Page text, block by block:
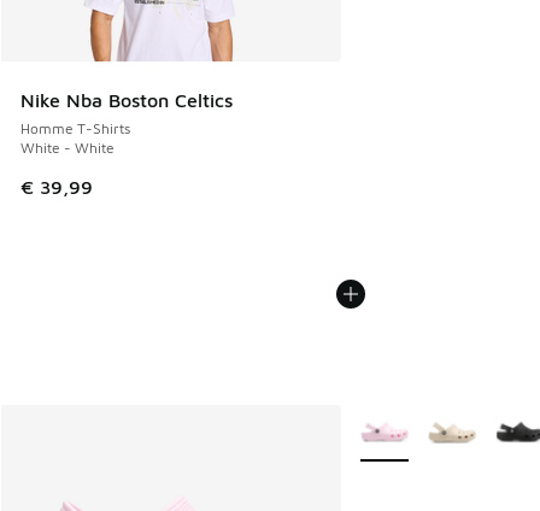
Nike Nba Boston Celtics
Homme T-Shirts
White - White
€ 39,99
Plus de couleurs